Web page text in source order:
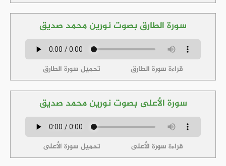
سورة الطارق بصوت نورين محمد صديق
قراءة سورة الطارق تحميل سورة الطارق
سورة الأعلى بصوت نورين محمد صديق
قراءة سورة الأعلى تحميل سورة الأعلى